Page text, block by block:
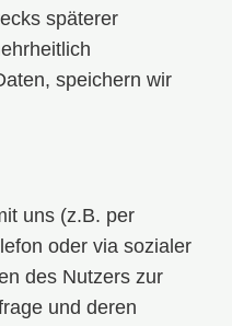
späterer
speichern wir
uns (z.B. per
oder via sozialer
des Nutzers zur
und deren